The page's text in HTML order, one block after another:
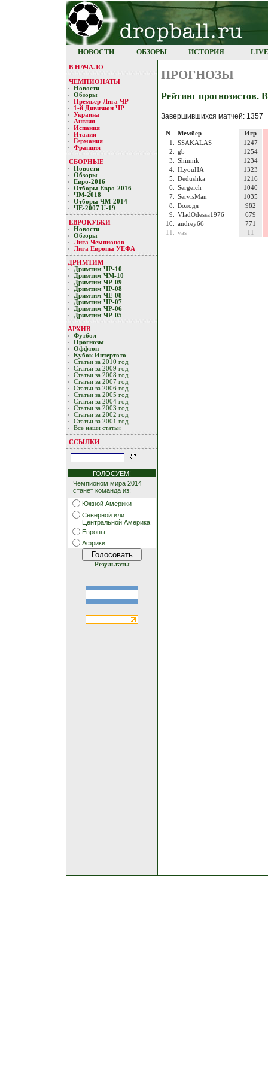
НОВОСТИ ОБЗОРЫ ИСТОРИЯ
В НАЧАЛО
ЧЕМПИОНАТЫ
Новости
Обзоры
Премьер-Лигa ЧР
1-й Дивизион ЧР
Украина
Англия
Испания
Италия
Германия
Франция
СБОРНЫЕ
Новости
Обзоры
Евро-2016
Отборы Евро-2016
ЧМ-2018
Отборы ЧМ-2014
ЧЕ-2007 U-19
ЕВРОКУБКИ
Новости
Обзоры
Лигa Чемпиoнoв
Лига Европы УЕФA
ДРИМТИМ
Дримтим ЧР-10
Дримтим ЧМ-10
Дримтим ЧР-09
Дримтим ЧР-08
Дримтим ЧЕ-08
Дримтим ЧР-07
Дримтим ЧР-06
Дримтим ЧР-05
АРХИВ
Футбол
Прогнозы
Оффтоп
Кубoк Интертoтo
Статьи за 2010 год
Статьи за 2009 год
Статьи за 2008 год
Статьи за 2007 год
Статьи за 2006 год
Статьи за 2005 год
Статьи за 2004 год
Статьи за 2003 год
Статьи за 2002 год
Статьи за 2001 год
Все наши статьи
ССЫЛКИ
ГОЛОСУЕМ!
Чемпионом мира 2014
станет команда из:
Южной Америки
Северной или
Центральной Америка
Европы
Африки
Результаты
ПРОГНОЗЫ
Рейтинг прогнозистов.
Завершившихся матчей: 1357
N Мембер
Игр
1.
SSAKALAS
1247
2.
gb
1254
3.
Shinnik
1234
4.
ILyouHA
1323
5.
Dedushka
1216
6.
Sergeich
1040
7.
ServisMan
1035
8.
Володя
982
9.
VladOdessa1976
679
10.
andrey66
771
11.
vas 11